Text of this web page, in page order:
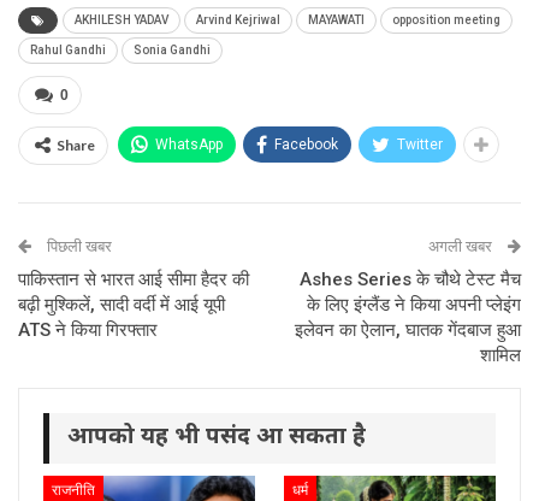
AKHILESH YADAV Arvind Kejriwal MAYAWATI opposition meeting
Rahul Gandhi Sonia Gandhi
0
Share WhatsApp Facebook Twitter
पिछली खबर
पाकिस्तान से भारत आई सीमा हैदर की
बढ़ी मुश्किलें, सादी वर्दी में आई यूपी
ATS ने किया गिरफ्तार
अगली खबर
Ashes Series के चौथे टेस्ट मैच
के लिए इंग्लैंड ने किया अपनी प्लेइंग
इलेवन का ऐलान, घातक गेंदबाज हुआ
शामिल
आपको यह भी पसंद आ सकता है
राजनीति धर्म